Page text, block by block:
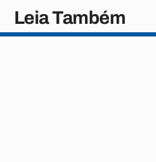
Leia Também